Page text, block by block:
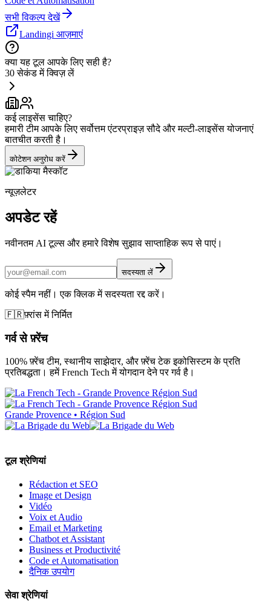
सभी विकल्प देखें
Landingi आज़माएं
क्या यह टूल आपके लिए सही है?
30 सेकंड में क्विज़ लें
कई लाइसेंस चाहिए?
हमारी टीम आपके लिए सर्वोत्तम एंटरप्राइज़ सौदे और मल्टी-लाइसेंस योजनाएं
बातचीत करती है।
कोटेशन अनुरोध करें
न्यूज़लेटर
अपडेट रहें
नवीनतम AI टूल्स और हमारे विशेष सुझाव साप्ताहिक रूप से पाएं।
सदस्यता लें
कोई स्पैम नहीं। एक क्लिक में सदस्यता रद्द करें।
🇫🇷फ़्रांस में निर्मित
गर्व से फ़्रेंच
100% फ़्रेंच टीम, स्थानीय साझेदार, और फ़्रेंच टेक इकोसिस्टम के प्रति
प्रतिबद्धता। हमें French Tech में योगदान देने पर गर्व है।
Grande Provence • Région Sud
टूल श्रेणियां
Rédaction et SEO
Image et Design
Vidéo
Voix et Audio
Email et Marketing
Chatbot et Assistant
Business et Productivité
Code et Automatisation
दैनिक उपयोग
सेवा श्रेणियां